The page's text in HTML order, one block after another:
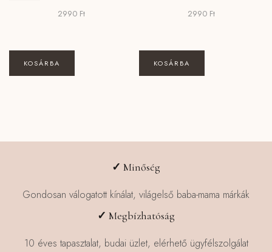
2990 Ft
KOSÁRBA
2990 Ft
KOSÁRBA
✓ Minőség
Gondosan válogatott kínálat, világelső baba-mama márkák
✓ Megbízhatóság
10 éves tapasztalat, budai üzlet, elérhető ügyfélszolgálat